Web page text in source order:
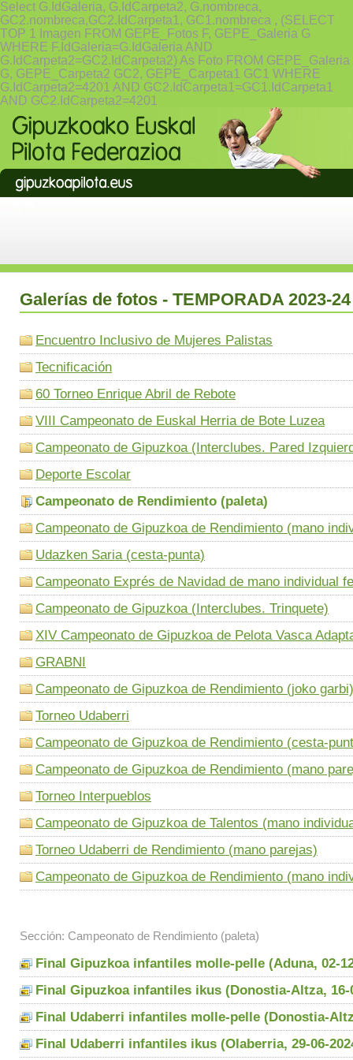
Select G.IdGaleria, G.IdCarpeta2, G.nombreca,
GC2.nombreca,GC2.IdCarpeta1, GC1.nombreca , (SELECT
TOP 1 Imagen FROM GEPE_Fotos F, GEPE_Galeria G
WHERE F.IdGaleria=G.IdGaleria AND
G.IdCarpeta2=GC2.IdCarpeta2) As Foto FROM GEPE_Galeria
G, GEPE_Carpeta2 GC2, GEPE_Carpeta1 GC1 WHERE
G.IdCarpeta2=4201 AND GC2.IdCarpeta1=GC1.IdCarpeta1
AND GC2.IdCarpeta2=4201
Galerías de fotos - TEMPORADA 2023-24
Encuentro Inclusivo de Mujeres Palistas
Tecnificación
60 Torneo Enrique Abril de Rebote
VIII Campeonato de Euskal Herria de Bote Luzea
Campeonato de Gipuzkoa (Interclubes. Pared
Deporte Escolar
Campeonato de Rendimiento (paleta)
Campeonato de Gipuzkoa de Rendimiento (mano
Udazken Saria (cesta-punta)
Campeonato Exprés de Navidad de mano individual
Campeonato de Gipuzkoa (Interclubes. Trinquete)
XIV Campeonato de Gipuzkoa de Pelota Vasca
GRABNI
Campeonato de Gipuzkoa de Rendimiento (joko garbi)
Torneo Udaberri
Campeonato de Gipuzkoa de Rendimiento (cesta-
Campeonato de Gipuzkoa de Rendimiento (mano
Torneo Interpueblos
Campeonato de Gipuzkoa de Talentos (mano
Torneo Udaberri de Rendimiento (mano parejas)
Campeonato de Gipuzkoa de Rendimiento (mano
Sección: Campeonato de Rendimiento (paleta)
Final Gipuzkoa infantiles molle-pelle (Aduna, 02-
Final Gipuzkoa infantiles ikus (Donostia-Altza, 16-
Final Udaberri infantiles molle-pelle (Donostia-
Final Udaberri infantiles ikus (Olaberria, 29-06-